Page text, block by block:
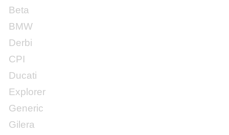
Beta
BMW
Derbi
CPI
Ducati
Explorer
Generic
Gilera